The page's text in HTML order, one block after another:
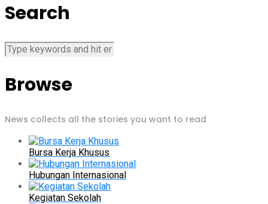
Search
Browse
News collects all the stories you want to read
Bursa Kerja Khusus
Hubungan Internasional
Kegiatan Sekolah